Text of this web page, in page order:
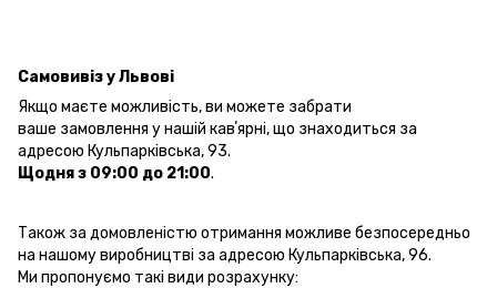
Самовивіз у Львові
Якщо маєте можливість, ви можете забрати
ваше замовлення у нашій кавʼярні, що знаходиться за
адресою Кульпарківська, 93.
Щодня з 09:00 до 21:00.
Також за домовленістю отримання можливе безпосередньо
на нашому виробництві за адресою Кульпарківська, 96.
Ми пропонуємо такі види розрахунку: